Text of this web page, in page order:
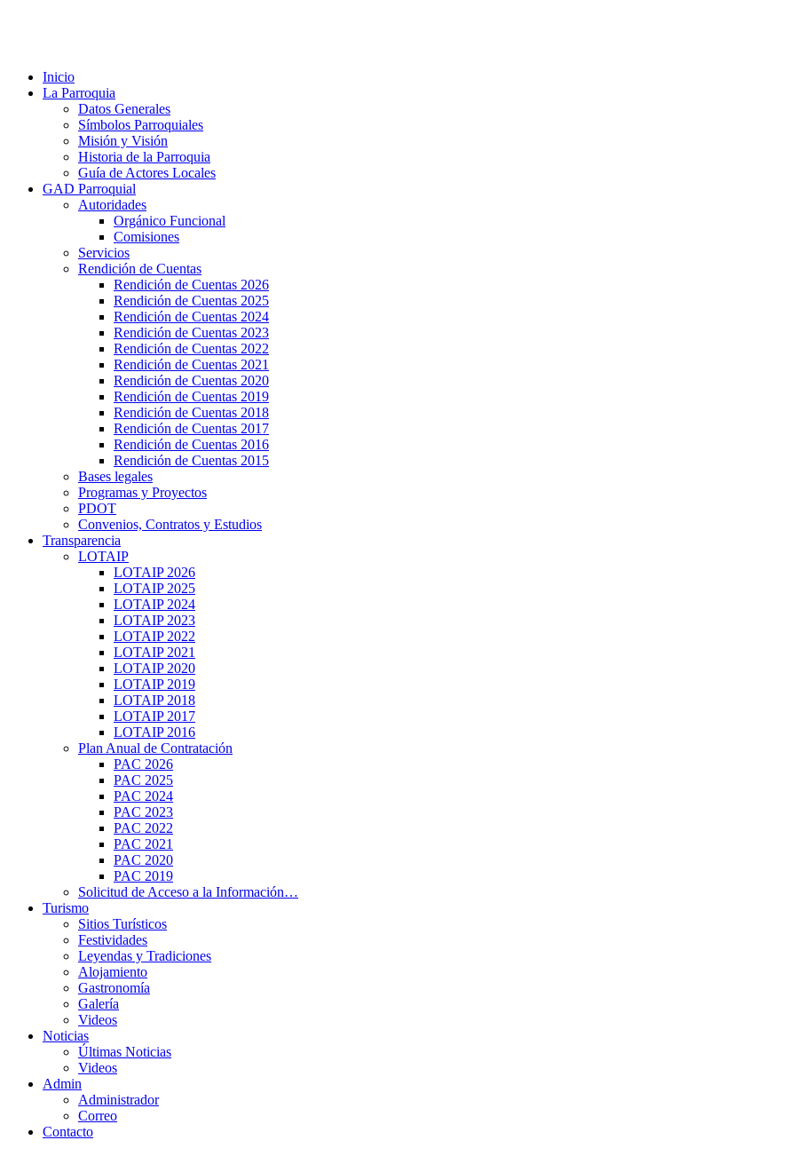
Inicio
La Parroquia
Datos Generales
Símbolos Parroquiales
Misión y Visión
Historia de la Parroquia
Guía de Actores Locales
GAD Parroquial
Autoridades
Orgánico Funcional
Comisiones
Servicios
Rendición de Cuentas
Rendición de Cuentas 2026
Rendición de Cuentas 2025
Rendición de Cuentas 2024
Rendición de Cuentas 2023
Rendición de Cuentas 2022
Rendición de Cuentas 2021
Rendición de Cuentas 2020
Rendición de Cuentas 2019
Rendición de Cuentas 2018
Rendición de Cuentas 2017
Rendición de Cuentas 2016
Rendición de Cuentas 2015
Bases legales
Programas y Proyectos
PDOT
Convenios, Contratos y Estudios
Transparencia
LOTAIP
LOTAIP 2026
LOTAIP 2025
LOTAIP 2024
LOTAIP 2023
LOTAIP 2022
LOTAIP 2021
LOTAIP 2020
LOTAIP 2019
LOTAIP 2018
LOTAIP 2017
LOTAIP 2016
Plan Anual de Contratación
PAC 2026
PAC 2025
PAC 2024
PAC 2023
PAC 2022
PAC 2021
PAC 2020
PAC 2019
Solicitud de Acceso a la Información…
Turismo
Sitios Turísticos
Festividades
Leyendas y Tradiciones
Alojamiento
Gastronomía
Galería
Videos
Noticias
Últimas Noticias
Videos
Admin
Administrador
Correo
Contacto